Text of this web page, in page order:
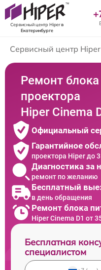
Сервисный центр Hiperв
Екатеринбурге
Сервисный центр Hiper
Ремонт
проектора
Hiper Cinema
Официальный
Гарантийное
проектора Hiper до
Диагностика за
ремонт по желанию
Бесплатный
в день обращения
Ремонт блока
Hiper Cinema D1 от
Бесплатная
специалистом